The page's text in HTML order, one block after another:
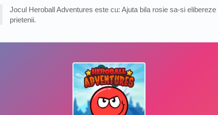
Jocul Heroball Adventures este cu: Ajuta bila rosie sa-si elibereze
prietenii.